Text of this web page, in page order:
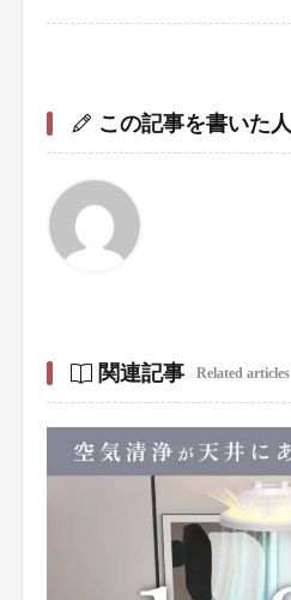
この記事を書いた人
関連記事 Related articles